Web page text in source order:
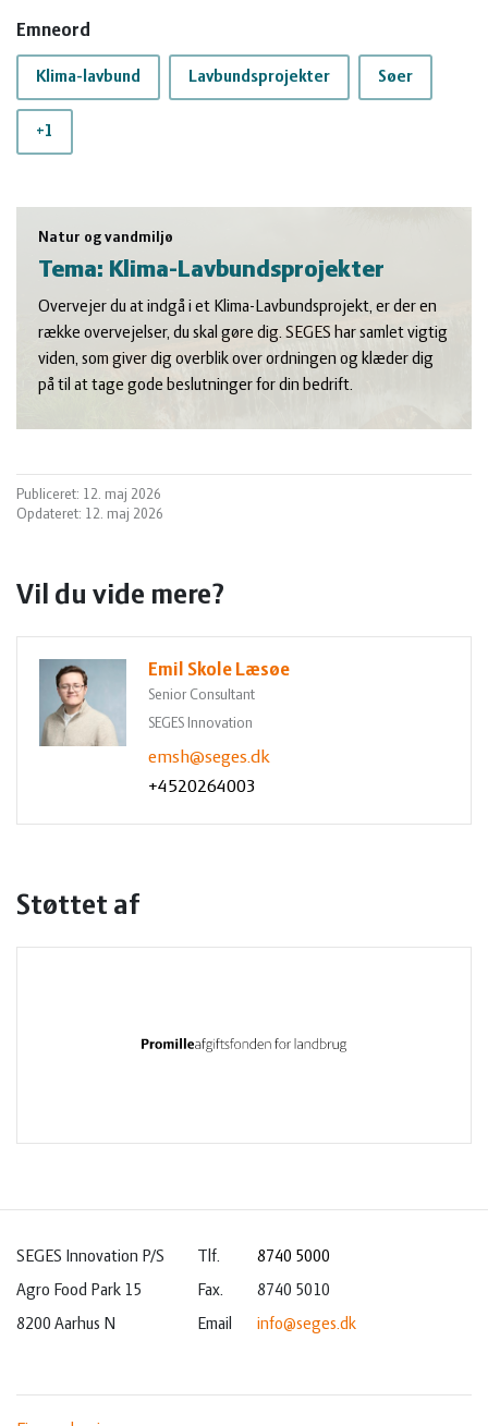
Emneord
Klima-lavbund Lavbundsprojekter Søer
+1
Natur og vandmiljø
Tema: Klima-Lavbundsprojekter
Overvejer du at indgå i et Klima-Lavbundsprojekt, er der en
række overvejelser, du skal gøre dig. SEGES har samlet vigtig
viden, som giver dig overblik over ordningen og klæder dig
på til at tage gode beslutninger for din bedrift.
Publiceret: 12. maj 2026
Opdateret: 12. maj 2026
Vil du vide mere?
Emil Skole Læsøe
Senior Consultant
SEGES Innovation
emsh@seges.dk
+4520264003
Støttet af
SEGES Innovation P/S
Agro Food Park 15
8200 Aarhus N
Tlf.
8740 5000
Fax.
8740 5010
Email
info@seges.dk